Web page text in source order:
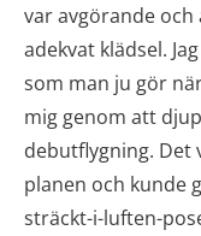
var avgörande
adekvat klädsel.
som man ju gör
mig genom att
debutflygning. Det
planen och kunde
sträckt-i-luften-